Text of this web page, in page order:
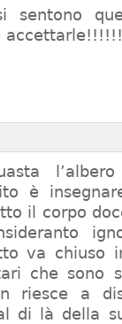
accettarle!!!!!!
è
il corpo
va chiuso
che sono
riesce a
di là della